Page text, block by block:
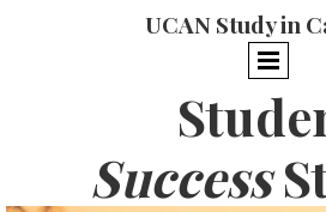
UCAN Study in
Success